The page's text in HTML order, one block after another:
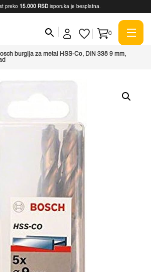
preko 15.000 RSD isporuka je besplatna.
0
burgija za metal HSS-Co, DIN 338 9 mm,